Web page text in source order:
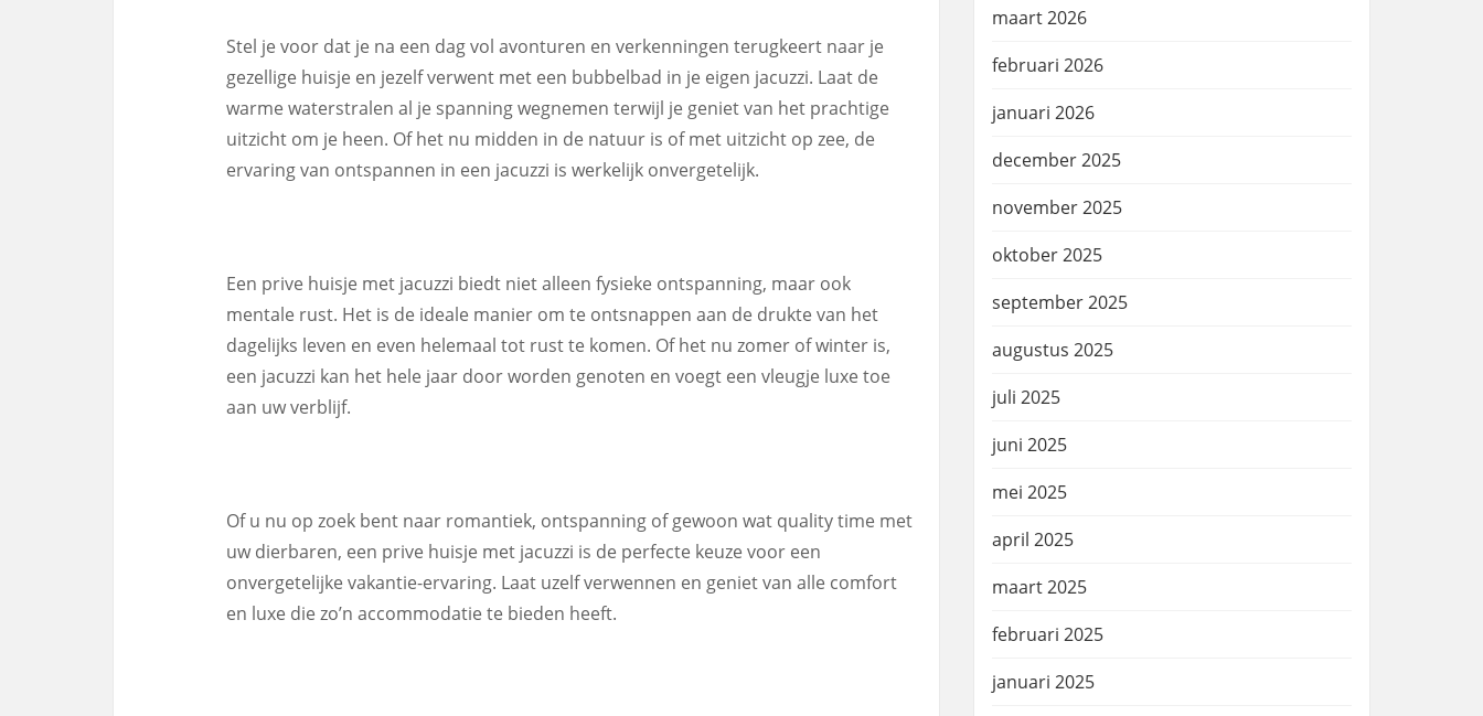
Stel je voor dat je na een dag vol avonturen en verkenningen terugkeert naar je
gezellige huisje en jezelf verwent met een bubbelbad in je eigen jacuzzi. Laat de
warme waterstralen al je spanning wegnemen terwijl je geniet van het prachtige
uitzicht om je heen. Of het nu midden in de natuur is of met uitzicht op zee, de
ervaring van ontspannen in een jacuzzi is werkelijk onvergetelijk.
Een prive huisje met jacuzzi biedt niet alleen fysieke ontspanning, maar ook
mentale rust. Het is de ideale manier om te ontsnappen aan de drukte van het
dagelijks leven en even helemaal tot rust te komen. Of het nu zomer of winter is,
een jacuzzi kan het hele jaar door worden genoten en voegt een vleugje luxe toe
aan uw verblijf.
Of u nu op zoek bent naar romantiek, ontspanning of gewoon wat quality time met
uw dierbaren, een prive huisje met jacuzzi is de perfecte keuze voor een
onvergetelijke vakantie-ervaring. Laat uzelf verwennen en geniet van alle comfort
en luxe die zo’n accommodatie te bieden heeft.
maart 2026
februari 2026
januari 2026
december 2025
november 2025
oktober 2025
september 2025
augustus 2025
juli 2025
juni 2025
mei 2025
april 2025
maart 2025
februari 2025
januari 2025